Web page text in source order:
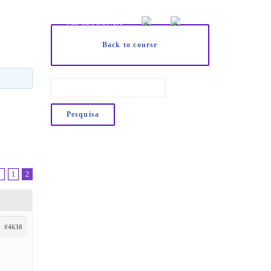
MINHA CONTA
Back to course
1 2
#4638